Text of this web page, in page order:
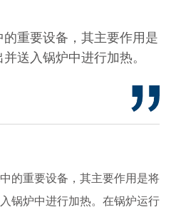
重要设备，其主要作用是
送入锅炉中进行加热。
重要设备，其主要作用是将
锅炉中进行加热。在锅炉运行